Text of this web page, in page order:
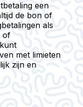
een
de bon of
als
of
met limieten
zijn en